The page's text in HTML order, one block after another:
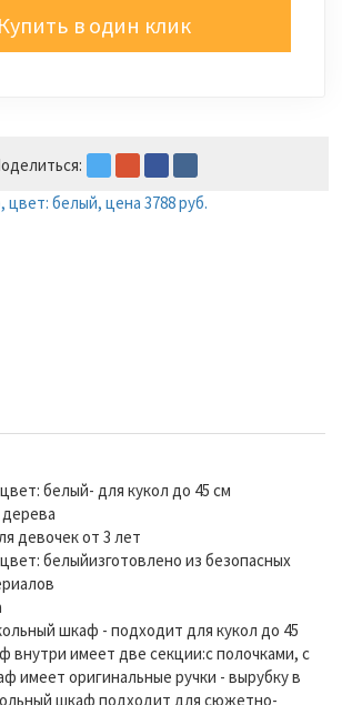
Купить в один клик
белый- для кукол до 45 см
дерева
девочек от 3 лет
белыйизготовлено из безопасных
шкаф - подходит для кукол до 45
внутри имеет две секции:с полочками, с
имеет оригинальные ручки - вырубку в
шкаф подходит для сюжетно-